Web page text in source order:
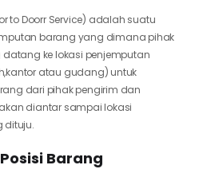
to Doorr Service) adalah suatu
barang yang dimana pihak
datang ke lokasi penjemputan
atau gudang) untuk
dari pihak pengirim dan
diantar sampai lokasi
dituju.
Barang